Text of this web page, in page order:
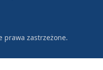
prawa zastrzeżone.